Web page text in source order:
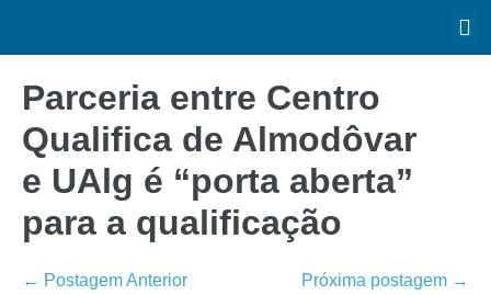
Parceria entre Centro
Qualifica de Almodôvar
e UAlg é “porta aberta”
para a qualificação
← Postagem Anterior Próxima postagem →